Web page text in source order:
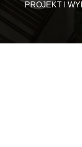
PROJEKT I